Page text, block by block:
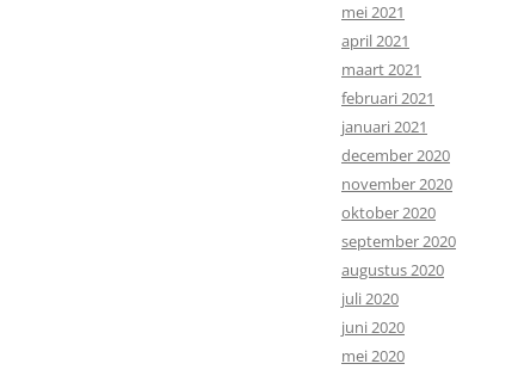
mei 2021
april 2021
maart 2021
februari 2021
januari 2021
december 2020
november 2020
oktober 2020
september 2020
augustus 2020
juli 2020
juni 2020
mei 2020